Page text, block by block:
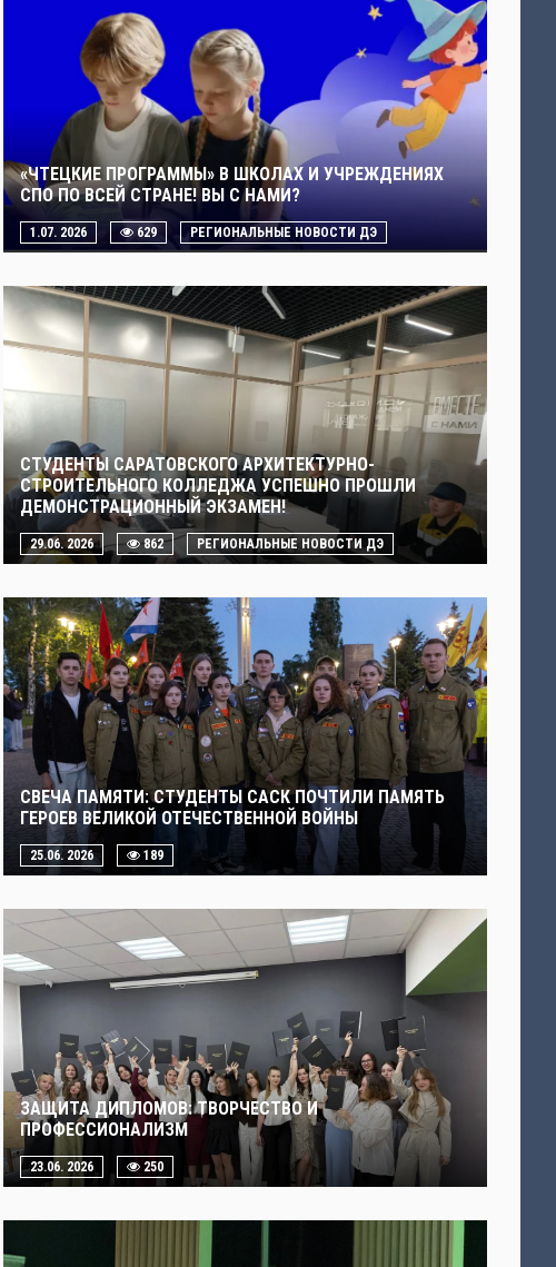
«ЧТЕЦКИЕ ПРОГРАММЫ» В ШКОЛАХ И УЧРЕЖДЕНИЯХ
СПО ПО ВСЕЙ СТРАНЕ! ВЫ С НАМИ?
1.07. 2026 629 РЕГИОНАЛЬНЫЕ НОВОСТИ ДЭ
СТУДЕНТЫ САРАТОВСКОГО АРХИТЕКТУРНО-
СТРОИТЕЛЬНОГО КОЛЛЕДЖА УСПЕШНО ПРОШЛИ
ДЕМОНСТРАЦИОННЫЙ ЭКЗАМЕН!
29.06. 2026 862 РЕГИОНАЛЬНЫЕ НОВОСТИ ДЭ
СВЕЧА ПАМЯТИ: СТУДЕНТЫ САСК ПОЧТИЛИ ПАМЯТЬ
ГЕРОЕВ ВЕЛИКОЙ ОТЕЧЕСТВЕННОЙ ВОЙНЫ
25.06. 2026 189
ЗАЩИТА ДИПЛОМОВ: ТВОРЧЕСТВО И
ПРОФЕССИОНАЛИЗМ
23.06. 2026 250